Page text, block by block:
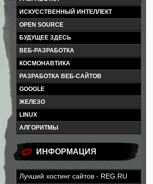
ИСКУССТВЕННЫЙ ИНТЕЛЛЕКТ
OPEN SOURCE
БУДУЩЕЕ ЗДЕСЬ
ВЕБ-РАЗРАБОТКА
КОСМОНАВТИКА
РАЗРАБОТКА ВЕБ-САЙТОВ
GOOGLE
ЖЕЛЕЗО
LINUX
АЛГОРИТМЫ
ИНФОРМАЦИЯ
Лучший хостинг сайтов - REG.RU